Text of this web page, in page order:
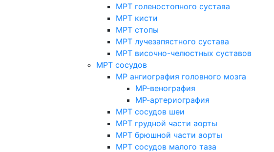
МРТ голеностопного сустава
МРТ кисти
МРТ стопы
МРТ лучезапястного сустава
МРТ височно-челюстных суставов
МРТ сосудов
МР ангиография головного мозга
МР-венография
МР-артериография
МРТ сосудов шеи
МРТ грудной части аорты
МРТ брюшной части аорты
МРТ сосудов малого таза